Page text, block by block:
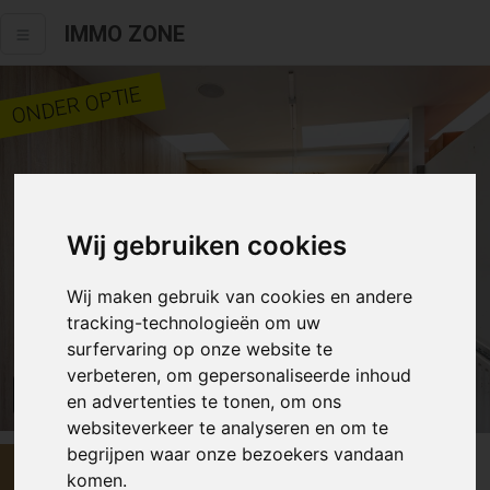
Wij gebruiken cookies
Wij maken gebruik van cookies en andere
tracking-technologieën om uw
surfervaring op onze website te
verbeteren, om gepersonaliseerde inhoud
en advertenties te tonen, om ons
websiteverkeer te analyseren en om te
begrijpen waar onze bezoekers vandaan
komen.
IMMO ZONE
ONDER OPTIE
Alle fotos
€ 299 500